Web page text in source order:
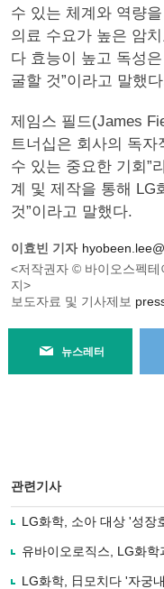
수 있는 체계와 역량
의료 수요가 높은 암
다 효능이 높고 독성
굴할 것”이라고 말했
제임스 필드(James
트너십은 회사의 독
수 있는 중요한 기회”
계 및 제작을 통해 LG
것”이라고 말했다.
이효빈 기자
<저작권자 © 바이오스펙
지>
보도자료 및 기사제보
뉴스레터
관련기사
LG화학, 소아 대상 '성장
유바이오로직스, LG화
LG화학, 日모치다 '자궁